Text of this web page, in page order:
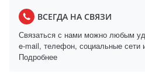
ВСЕГДА НА СВЯЗИ
Связаться с нами можно любым
e-mail, телефон, социальные сети
Подробнее